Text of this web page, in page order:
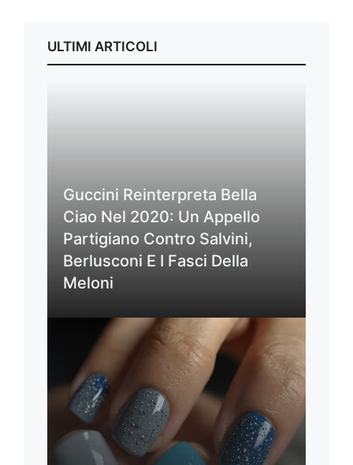
ULTIMI ARTICOLI
Guccini Reinterpreta Bella
Ciao Nel 2020: Un Appello
Partigiano Contro Salvini,
Berlusconi E I Fasci Della
Meloni